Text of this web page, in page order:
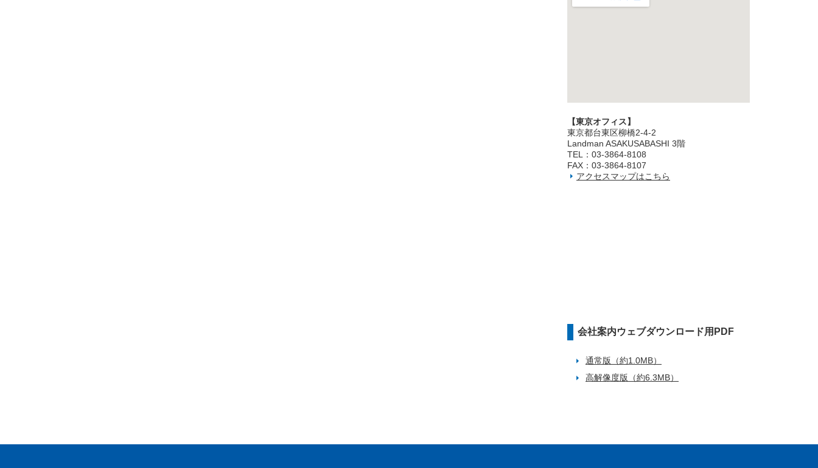
【東京オフィス】
東京都台東区柳橋2‐4‐2
Landman ASAKUSABASHI 3階
TEL：03‐3864‐8108
FAX：03‐3864‐8107
アクセスマップはこちら
会社案内ウェブダウンロード用PDF
通常版（約1.0MB）
高解像度版（約6.3MB）